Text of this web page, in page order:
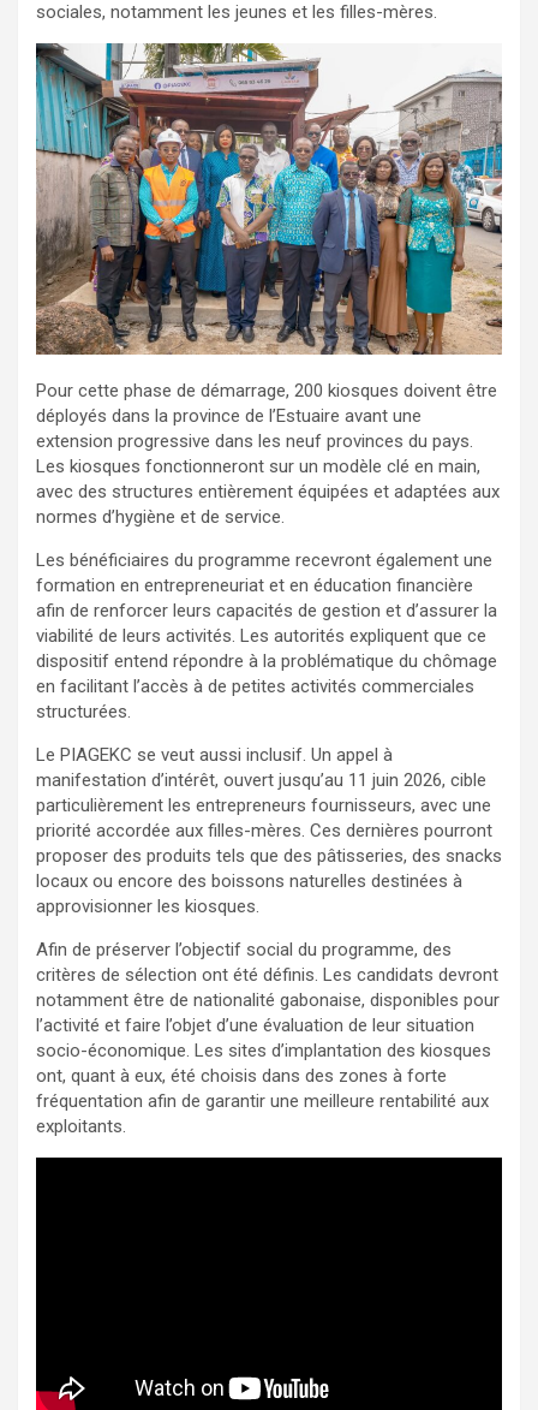
sociales, notamment les jeunes et les filles-mères.
Pour cette phase de démarrage, 200 kiosques doivent être
déployés dans la province de l’Estuaire avant une
extension progressive dans les neuf provinces du pays.
Les kiosques fonctionneront sur un modèle clé en main,
avec des structures entièrement équipées et adaptées aux
normes d’hygiène et de service.
Les bénéficiaires du programme recevront également une
formation en entrepreneuriat et en éducation financière
afin de renforcer leurs capacités de gestion et d’assurer la
viabilité de leurs activités. Les autorités expliquent que ce
dispositif entend répondre à la problématique du chômage
en facilitant l’accès à de petites activités commerciales
structurées.
Le PIAGEKC se veut aussi inclusif. Un appel à
manifestation d’intérêt, ouvert jusqu’au 11 juin 2026, cible
particulièrement les entrepreneurs fournisseurs, avec une
priorité accordée aux filles-mères. Ces dernières pourront
proposer des produits tels que des pâtisseries, des snacks
locaux ou encore des boissons naturelles destinées à
approvisionner les kiosques.
Afin de préserver l’objectif social du programme, des
critères de sélection ont été définis. Les candidats devront
notamment être de nationalité gabonaise, disponibles pour
l’activité et faire l’objet d’une évaluation de leur situation
socio-économique. Les sites d’implantation des kiosques
ont, quant à eux, été choisis dans des zones à forte
fréquentation afin de garantir une meilleure rentabilité aux
exploitants.